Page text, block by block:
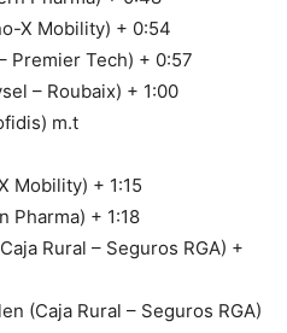
X Mobility) + 0:54
Premier Tech) + 0:57
– Roubaix) + 1:00
m.t
Mobility) + 1:15
Pharma) + 1:18
Rural – Seguros RGA) +
(Caja Rural – Seguros RGA)